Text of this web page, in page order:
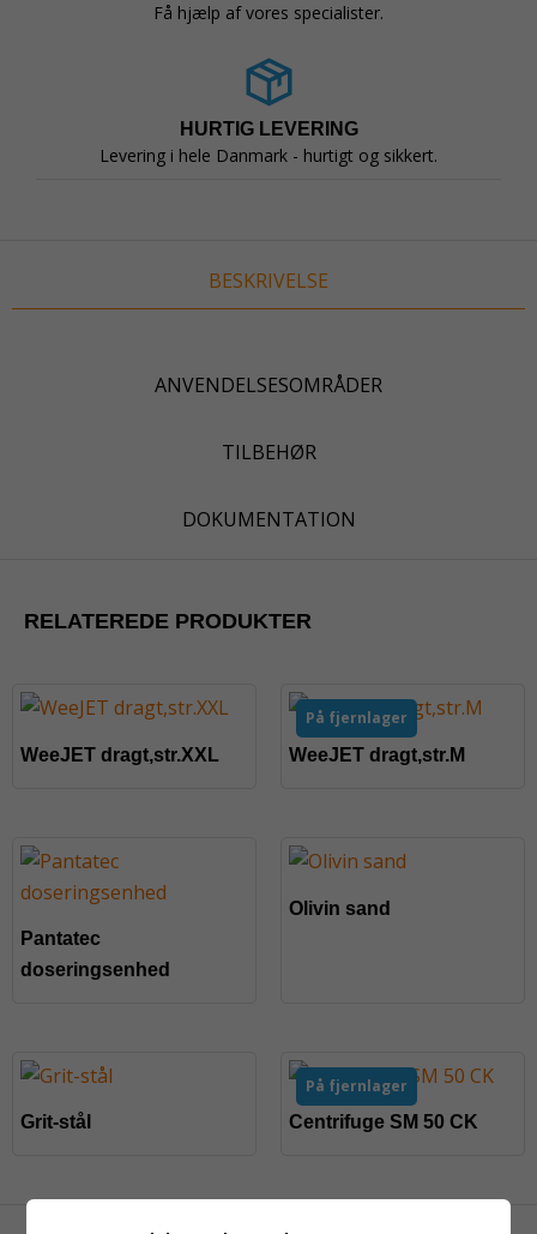
Få hjælp af vores specialister.
HURTIG LEVERING
Levering i hele Danmark - hurtigt og sikkert.
BESKRIVELSE
ANVENDELSESOMRÅDER
TILBEHØR
DOKUMENTATION
RELATEREDE PRODUKTER
WeeJET dragt,str.XXL
På fjernlager
WeeJET dragt,str.M
Pantatec
doseringsenhed
Olivin sand
Grit-stål
På fjernlager
Centrifuge SM 50 CK